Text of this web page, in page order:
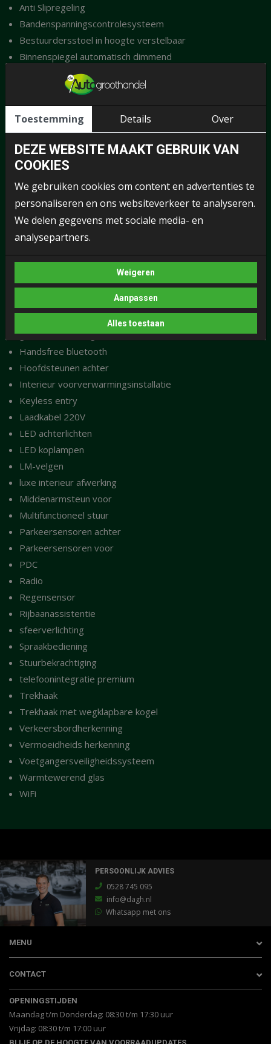
Anti Slipregeling
Bandenspanningscontrolesysteem
Bestuurdersstoel in hoogte verstelbaar
Binnenspiegel automatisch dimmend
Boordcomputer
Bots waarschuwing systeem
Buitensp elektrisch verwarmbaar
Climate control
Cruise control
Cruise control (adaptief)
DAB+
ECC
El. bedienbare ramen achter
El. bedienbare ramen voor
El. inklapbare buitenspiegels
El. verstelbare buitenspiegels
geluidsisolerend glas
Handsfree bluetooth
Hoofdsteunen achter
Interieur voorverwarmingsinstallatie
Keyless entry
Laadkabel 220V
LED achterlichten
LED koplampen
LM-velgen
luxe interieur afwerking
Middenarmsteun voor
Multifunctioneel stuur
Parkeersensoren achter
Parkeersensoren voor
PDC
Radio
Regensensor
Rijbaanassistentie
sfeerverlichting
Spraakbediening
Stuurbekrachtiging
telefoonintegratie premium
Trekhaak
Trekhaak met wegklapbare kogel
Verkeersbordherkenning
Vermoeidheids herkenning
Voetgangersveiligheidssysteem
Warmtewerend glas
WiFi
PERSOONLIJK ADVIES
0528 745 095
info@dagh.nl
Whatsapp met ons
MENU
CONTACT
OPENINGSTIJDEN
Maandag t/m Donderdag: 08:30 t/m 17:30 uur
Vrijdag: 08:30 t/m 17:00 uur
Toestemming Details Over
DEZE WEBSITE MAAKT GEBRUIK VAN
COOKIES
We gebruiken cookies om content en advertenties te
personaliseren en ons websiteverkeer te analyseren.
We delen gegevens met sociale media- en
analysepartners.
Weigeren
Aanpassen
Alles toestaan